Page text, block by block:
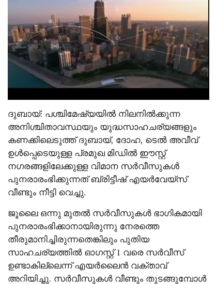
ദുബായ്: പശ്ചിമേഷ്യയിൽ നിലനിൽക്കുന്ന
അനിശ്ചിതാവസ്ഥയും യുദ്ധസാഹചര്യങ്ങളും
കണക്കിലെടുത്ത് ദുബായ്, ദോഹ, ടെൽ അവീവ്
ഉൾപ്പെടെയുള്ള പ്രമുഖ മിഡിൽ ഈസ്റ്റ്
നഗരങ്ങളിലേക്കുള്ള വിമാന സർവീസുകൾ
പുനരാരംഭിക്കുന്നത് ബ്രിട്ടീഷ് എയർവേയ്സ്
വീണ്ടും നീട്ടി വെച്ചു.
ജൂലൈ ഒന്നു മുതൽ സർവീസുകൾ ഭാഗികമായി
പുനരാരംഭിക്കാനായിരുന്നു നേരത്തെ
തീരുമാനിച്ചിരുന്നതെങ്കിലും പുതിയ
സാഹചര്യത്തിൽ ഓഗസ്റ്റ് 1 വരെ സർവീസ്
ഉണ്ടാകില്ലെന്ന് എയർലൈൻ വക്താവ്
അറിയിച്ചു. സർവീസുകൾ വീണ്ടും തുടങ്ങുമ്പോൾ